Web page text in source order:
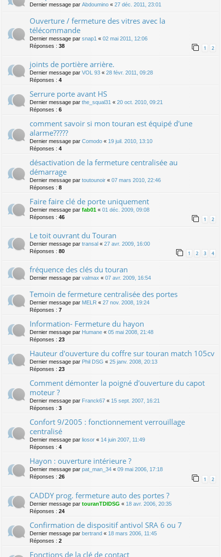
Dernier message par Abdoumino « 27 déc. 2011, 23:01
Ouverture / fermeture des vitres avec la
télécommande
Dernier message par snap1 « 02 mai 2011, 12:06
Réponses : 38 1 2
joints de portière arrière.
Dernier message par VOL 93 « 28 févr. 2011, 09:28
Réponses : 4
Serrure porte avant HS
Dernier message par the_squal31 « 20 oct. 2010, 09:21
Réponses : 6
comment savoir si mon touran est équipé d'une
alarme?????
Dernier message par Comodo « 19 juil. 2010, 13:10
Réponses : 4
désactivation de la fermeture centralisée au
démarrage
Dernier message par toutounoir « 07 mars 2010, 22:46
Réponses : 8
Faire faire clé de porte uniquement
Dernier message par fab01 « 01 déc. 2009, 09:08
Réponses : 46 1 2
Le toit ouvrant du Touran
Dernier message par transal « 27 avr. 2009, 16:00
Réponses : 80 1 2 3 4
fréquence des clés du touran
Dernier message par valmax « 07 avr. 2009, 16:54
Temoin de fermeture centralisée des portes
Dernier message par MELR « 27 nov. 2008, 19:24
Réponses : 7
Information- Fermeture du hayon
Dernier message par Humane « 05 mai 2008, 21:48
Réponses : 23
Hauteur d'ouverture du coffre sur touran match 105cv
Dernier message par Phil DSG « 25 janv. 2008, 20:13
Réponses : 23
Comment démonter la poigné d'ouverture du capot
moteur ?
Dernier message par Franck67 « 15 sept. 2007, 16:21
Réponses : 3
Confort 9/2005 : fonctionnement verrouillage
centralisé
Dernier message par liosor « 14 juin 2007, 11:49
Réponses : 4
Hayon : ouverture intérieure ?
Dernier message par pat_man_34 « 09 mai 2006, 17:18
Réponses : 26 1 2
CADDY prog. fermeture auto des portes ?
Dernier message par touranTDIDSG « 18 avr. 2006, 20:35
Réponses : 24
Confirmation de dispositif antivol SRA 6 ou 7
Dernier message par bertrand « 18 mars 2006, 11:45
Réponses : 2
Fonctions de la clé de contact